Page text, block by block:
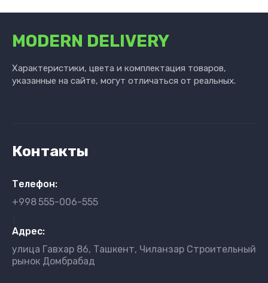
MODERN DELIVERY
Характеристики, цвета и комплектация товаров,
указанные на сайте, могут отличаться от реальных.
Контакты
Телефон:
+998555-006-555
Адрес:
улица Гавхар 86, Ташкент, Чиланзар Строительный
рынок Домбрабад